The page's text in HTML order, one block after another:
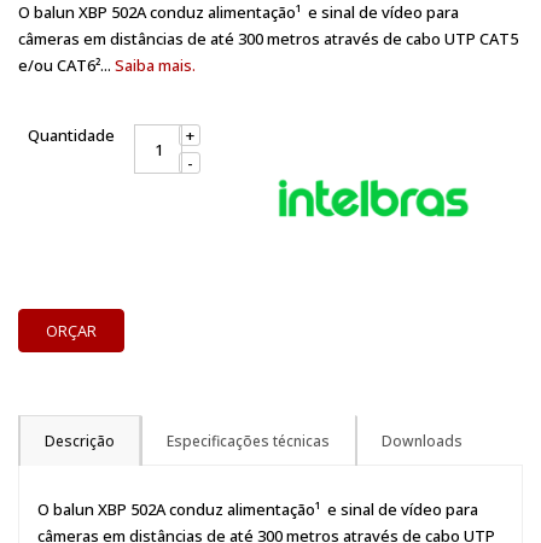
O balun XBP 502A conduz alimentação¹ e sinal de vídeo para
câmeras em distâncias de até 300 metros através de cabo UTP CAT5
e/ou CAT6²... Saiba mais.
Quantidade
ORÇAR
Descrição Especificações técnicas Downloads
O balun XBP 502A conduz alimentação¹ e sinal de vídeo para
câmeras em distâncias de até 300 metros através de cabo UTP